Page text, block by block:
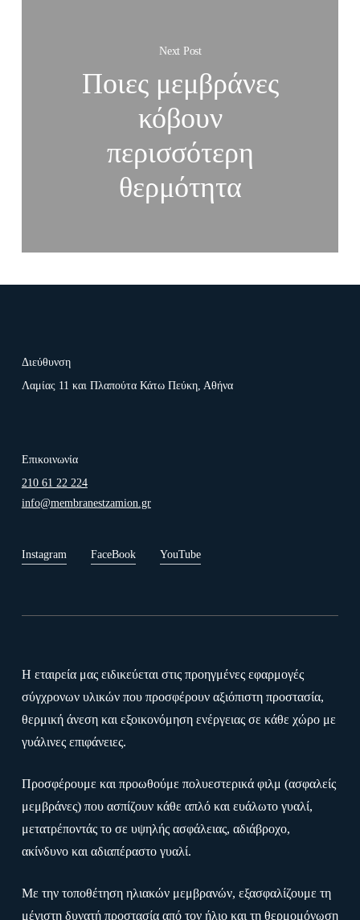
Next Post
Ποιες μεμβράνες
κόβουν
περισσότερη
θερμότητα
Διεύθυνση
Λαμίας 11 και Πλαπούτα Κάτω Πεύκη, Αθήνα
Επικοινωνία
210 61 22 224
info@membranestzamion.gr
Instagram FaceBook YouTube
Η εταιρεία μας ειδικεύεται στις προηγμένες εφαρμογές
σύγχρονων υλικών που προσφέρουν αξιόπιστη προστασία,
θερμική άνεση και εξοικονόμηση ενέργειας σε κάθε χώρο με
γυάλινες επιφάνειες.
Προσφέρουμε και προωθούμε πολυεστερικά φιλμ (ασφαλείς
μεμβράνες) που ασπίζουν κάθε απλό και ευάλωτο γυαλί,
μετατρέποντάς το σε υψηλής ασφάλειας, αδιάβροχο,
ακίνδυνο και αδιαπέραστο γυαλί.
Με την τοποθέτηση ηλιακών μεμβρανών, εξασφαλίζουμε τη
μέγιστη δυνατή προστασία από τον ήλιο και τη θερμομόνωση